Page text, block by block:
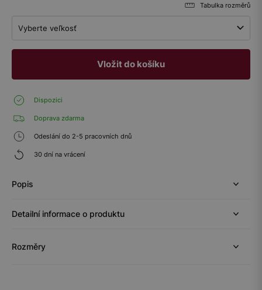
Tabulka rozměrů
Vyberte veľkosť
Vložit do košíku
Dispozici
Doprava zdarma
Odeslání do 2-5 pracovních dnů
30 dní na vrácení
Popis
Detailní informace o produktu
Rozměry